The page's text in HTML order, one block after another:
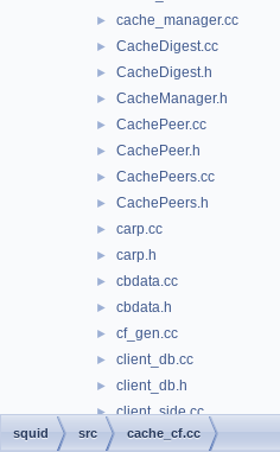
► cache_manager.cc
► CacheDigest.cc
► CacheDigest.h
► CacheManager.h
► CachePeer.cc
► CachePeer.h
► CachePeers.cc
► CachePeers.h
► carp.cc
► carp.h
► cbdata.cc
► cbdata.h
► cf_gen.cc
► client_db.cc
► client_db.h
► client_side.cc
► client_side.h
squid src cache_cf.cc